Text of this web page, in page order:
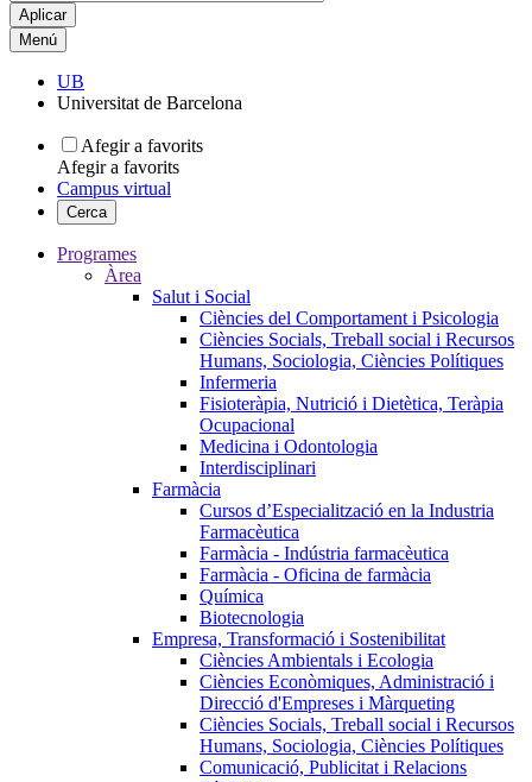
Menú
UB
Universitat de Barcelona
Afegir a favorits
Afegir a favorits
Campus virtual
Cerca
Programes
Àrea
Salut i Social
Ciències del Comportament i Psicologia
Ciències Socials, Treball social i Recursos
Humans, Sociologia, Ciències Polítiques
Infermeria
Fisioteràpia, Nutrició i Dietètica, Teràpia
Ocupacional
Medicina i Odontologia
Interdisciplinari
Farmàcia
Cursos d’Especialització en la Industria
Farmacèutica
Farmàcia - Indústria farmacèutica
Farmàcia - Oficina de farmàcia
Química
Biotecnologia
Empresa, Transformació i Sostenibilitat
Ciències Ambientals i Ecologia
Ciències Econòmiques, Administració i
Direcció d'Empreses i Màrqueting
Ciències Socials, Treball social i Recursos
Humans, Sociologia, Ciències Polítiques
Comunicació, Publicitat i Relacions